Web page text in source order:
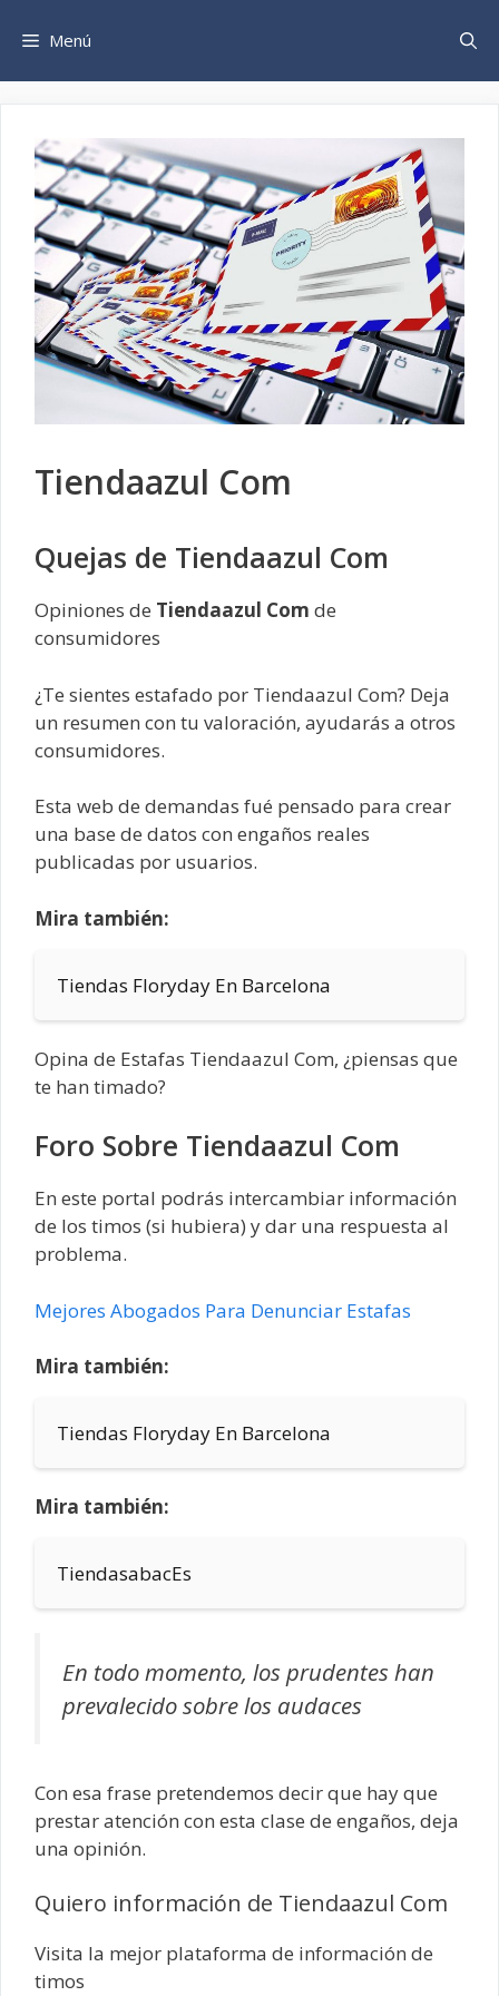
Menú
Tiendaazul Com
Quejas de Tiendaazul Com
Opiniones de Tiendaazul Com de
consumidores
¿Te sientes estafado por Tiendaazul Com? Deja
un resumen con tu valoración, ayudarás a otros
consumidores.
Esta web de demandas fué pensado para crear
una base de datos con engaños reales
publicadas por usuarios.
Mira también:
Tiendas Floryday En Barcelona
Opina de Estafas Tiendaazul Com, ¿piensas que
te han timado?
Foro Sobre Tiendaazul Com
En este portal podrás intercambiar información
de los timos (si hubiera) y dar una respuesta al
problema.
Mejores Abogados Para Denunciar Estafas
Mira también:
Tiendas Floryday En Barcelona
Mira también:
TiendasabacEs
En todo momento, los prudentes han
prevalecido sobre los audaces
Con esa frase pretendemos decir que hay que
prestar atención con esta clase de engaños, deja
una opinión.
Quiero información de Tiendaazul Com
Visita la mejor plataforma de información de
timos